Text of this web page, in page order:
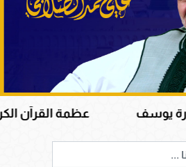
عظمة القرآن الكريم في